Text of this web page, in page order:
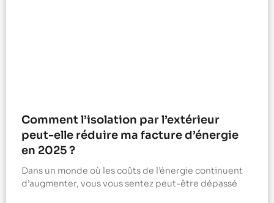
Comment l’isolation par l’extérieur
peut-elle réduire ma facture d’énergie
en 2025 ?
Dans un monde où les coûts de l’énergie continuent
d’augmenter, vous vous sentez peut-être dépassé